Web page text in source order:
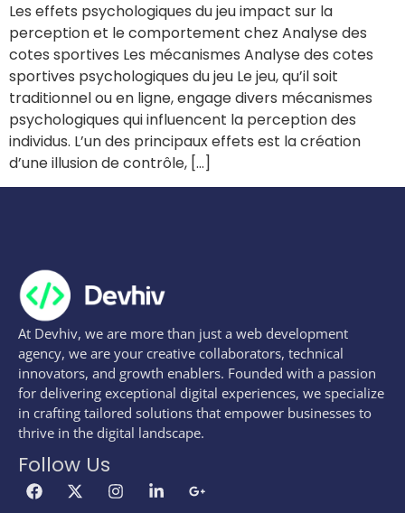
Les effets psychologiques du jeu impact sur la
perception et le comportement chez Analyse des
cotes sportives Les mécanismes Analyse des cotes
sportives psychologiques du jeu Le jeu, qu’il soit
traditionnel ou en ligne, engage divers mécanismes
psychologiques qui influencent la perception des
individus. L’un des principaux effets est la création
d’une illusion de contrôle, […]
At Devhiv, we are more than just a web development
agency, we are your creative collaborators, technical
innovators, and growth enablers. Founded with a passion
for delivering exceptional digital experiences, we specialize
in crafting tailored solutions that empower businesses to
thrive in the digital landscape.
Follow Us